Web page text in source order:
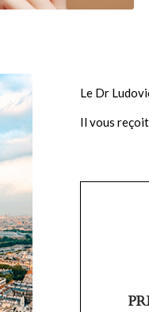
Le Dr
Il vous